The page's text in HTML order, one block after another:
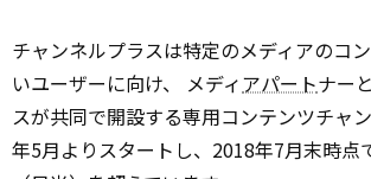
チャンネルプラスは特定のメディアのコ
いユーザーに向け、 メディアパートナー
スが共同で開設する専用コンテンツチャ
年5月よりスタートし、2018年7月末時点